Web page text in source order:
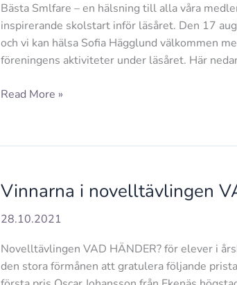
Bästa Smlfare – en hälsning till alla våra
inspirerande skolstart inför läsåret. Den 17
och vi kan hälsa Sofia Hägglund välkommen
föreningens aktiviteter under läsåret. Här
Höstbrev
Read More »
Vinnarna i novelltävlingen
28.10.2021
Novelltävlingen VAD HÄNDER? för elever i
den stora förmånen att gratulera följande